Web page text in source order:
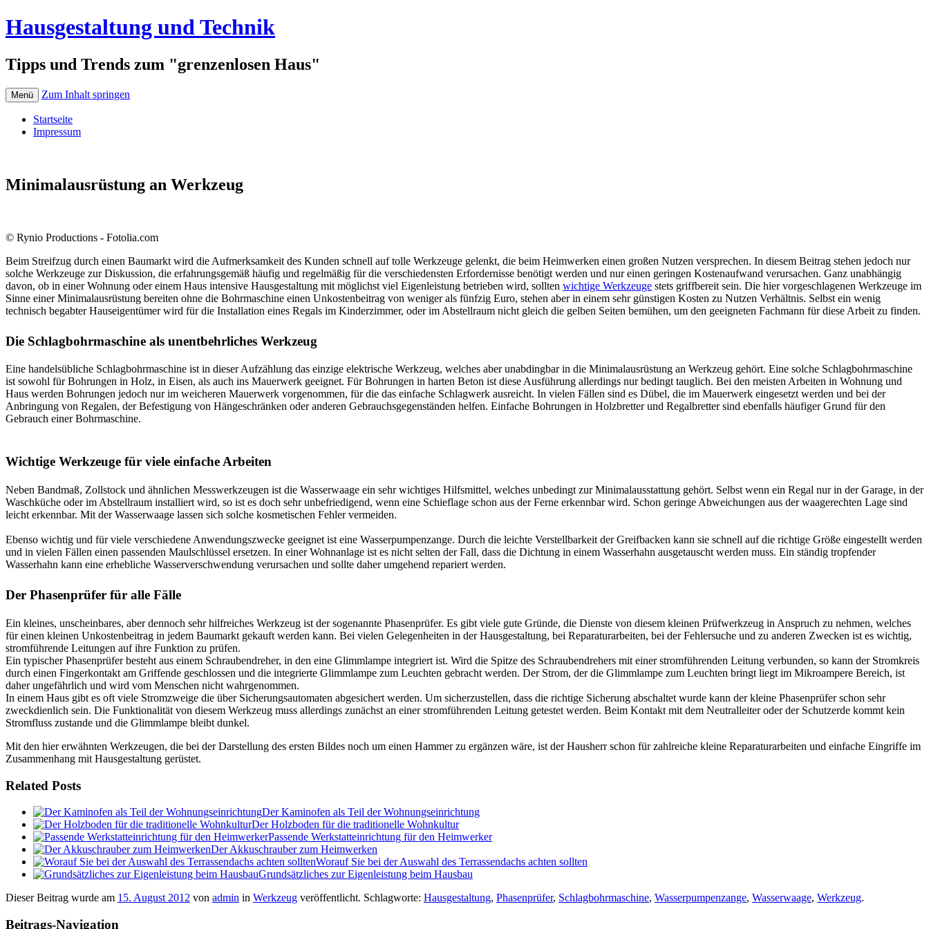
Hausgestaltung und Technik
Tipps und Trends zum "grenzenlosen Haus"
Menü Zum Inhalt springen
Startseite
Impressum
Minimalausrüstung an Werkzeug
© Rynio Productions - Fotolia.com
Beim Streifzug durch einen Baumarkt wird die Aufmerksamkeit des Kunden schnell auf tolle Werkzeuge gelenkt, die beim Heimwerken einen großen Nutzen versprechen. In diesem Beitrag stehen jedoch nur
solche Werkzeuge zur Diskussion, die erfahrungsgemäß häufig und regelmäßig für die verschiedensten Erfordernisse benötigt werden und nur einen geringen Kostenaufwand verursachen. Ganz unabhängig
davon, ob in einer Wohnung oder einem Haus intensive Hausgestaltung mit möglichst viel Eigenleistung betrieben wird, sollten wichtige Werkzeuge stets griffbereit sein. Die hier vorgeschlagenen Werkzeuge im
Sinne einer Minimalausrüstung bereiten ohne die Bohrmaschine einen Unkostenbeitrag von weniger als fünfzig Euro, stehen aber in einem sehr günstigen Kosten zu Nutzen Verhältnis. Selbst ein wenig
technisch begabter Hauseigentümer wird für die Installation eines Regals im Kinderzimmer, oder im Abstellraum nicht gleich die gelben Seiten bemühen, um den geeigneten Fachmann für diese Arbeit zu finden.
Die Schlagbohrmaschine als unentbehrliches Werkzeug
Eine handelsübliche Schlagbohrmaschine ist in dieser Aufzählung das einzige elektrische Werkzeug, welches aber unabdingbar in die Minimalausrüstung an Werkzeug gehört. Eine solche Schlagbohrmaschine
ist sowohl für Bohrungen in Holz, in Eisen, als auch ins Mauerwerk geeignet. Für Bohrungen in harten Beton ist diese Ausführung allerdings nur bedingt tauglich. Bei den meisten Arbeiten in Wohnung und
Haus werden Bohrungen jedoch nur im weicheren Mauerwerk vorgenommen, für die das einfache Schlagwerk ausreicht. In vielen Fällen sind es Dübel, die im Mauerwerk eingesetzt werden und bei der
Anbringung von Regalen, der Befestigung von Hängeschränken oder anderen Gebrauchsgegenständen helfen. Einfache Bohrungen in Holzbretter und Regalbretter sind ebenfalls häufiger Grund für den
Gebrauch einer Bohrmaschine.
Wichtige Werkzeuge für viele einfache Arbeiten
Neben Bandmaß, Zollstock und ähnlichen Messwerkzeugen ist die Wasserwaage ein sehr wichtiges Hilfsmittel, welches unbedingt zur Minimalausstattung gehört. Selbst wenn ein Regal nur in der Garage, in der
Waschküche oder im Abstellraum installiert wird, so ist es doch sehr unbefriedigend, wenn eine Schieflage schon aus der Ferne erkennbar wird. Schon geringe Abweichungen aus der waagerechten Lage sind
leicht erkennbar. Mit der Wasserwaage lassen sich solche kosmetischen Fehler vermeiden.
Ebenso wichtig und für viele verschiedene Anwendungszwecke geeignet ist eine Wasserpumpenzange. Durch die leichte Verstellbarkeit der Greifbacken kann sie schnell auf die richtige Größe eingestellt werden
und in vielen Fällen einen passenden Maulschlüssel ersetzen. In einer Wohnanlage ist es nicht selten der Fall, dass die Dichtung in einem Wasserhahn ausgetauscht werden muss. Ein ständig tropfender
Wasserhahn kann eine erhebliche Wasserverschwendung verursachen und sollte daher umgehend repariert werden.
Der Phasenprüfer für alle Fälle
Ein kleines, unscheinbares, aber dennoch sehr hilfreiches Werkzeug ist der sogenannte Phasenprüfer. Es gibt viele gute Gründe, die Dienste von diesem kleinen Prüfwerkzeug in Anspruch zu nehmen, welches
für einen kleinen Unkostenbeitrag in jedem Baumarkt gekauft werden kann. Bei vielen Gelegenheiten in der Hausgestaltung, bei Reparaturarbeiten, bei der Fehlersuche und zu anderen Zwecken ist es wichtig,
stromführende Leitungen auf ihre Funktion zu prüfen.
Ein typischer Phasenprüfer besteht aus einem Schraubendreher, in den eine Glimmlampe integriert ist. Wird die Spitze des Schraubendrehers mit einer stromführenden Leitung verbunden, so kann der Stromkreis
durch einen Fingerkontakt am Griffende geschlossen und die integrierte Glimmlampe zum Leuchten gebracht werden. Der Strom, der die Glimmlampe zum Leuchten bringt liegt im Mikroampere Bereich, ist
daher ungefährlich und wird vom Menschen nicht wahrgenommen.
In einem Haus gibt es oft viele Stromzweige die über Sicherungsautomaten abgesichert werden. Um sicherzustellen, dass die richtige Sicherung abschaltet wurde kann der kleine Phasenprüfer schon sehr
zweckdienlich sein. Die Funktionalität von diesem Werkzeug muss allerdings zunächst an einer stromführenden Leitung getestet werden. Beim Kontakt mit dem Neutralleiter oder der Schutzerde kommt kein
Stromfluss zustande und die Glimmlampe bleibt dunkel.
Mit den hier erwähnten Werkzeugen, die bei der Darstellung des ersten Bildes noch um einen Hammer zu ergänzen wäre, ist der Hausherr schon für zahlreiche kleine Reparaturarbeiten und einfache Eingriffe im
Zusammenhang mit Hausgestaltung gerüstet.
Related Posts
Der Kaminofen als Teil der Wohnungseinrichtung
Der Holzboden für die traditionelle Wohnkultur
Passende Werkstatteinrichtung für den Heimwerker
Der Akkuschrauber zum Heimwerken
Worauf Sie bei der Auswahl des Terrassendachs achten sollten
Grundsätzliches zur Eigenleistung beim Hausbau
Dieser Beitrag wurde am 15. August 2012 von admin in Werkzeug veröffentlicht. Schlagworte: Hausgestaltung, Phasenprüfer, Schlagbohrmaschine, Wasserpumpenzange, Wasserwaage, Werkzeug.
Beitrags-Navigation